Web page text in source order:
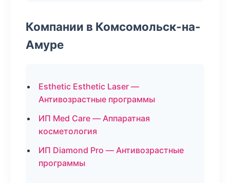
Компании в Комсомольск-на-
Амуре
Esthetic Esthetic Laser —
Антивозрастные программы
ИП Med Care — Аппаратная
косметология
ИП Diamond Pro — Антивозрастные
программы